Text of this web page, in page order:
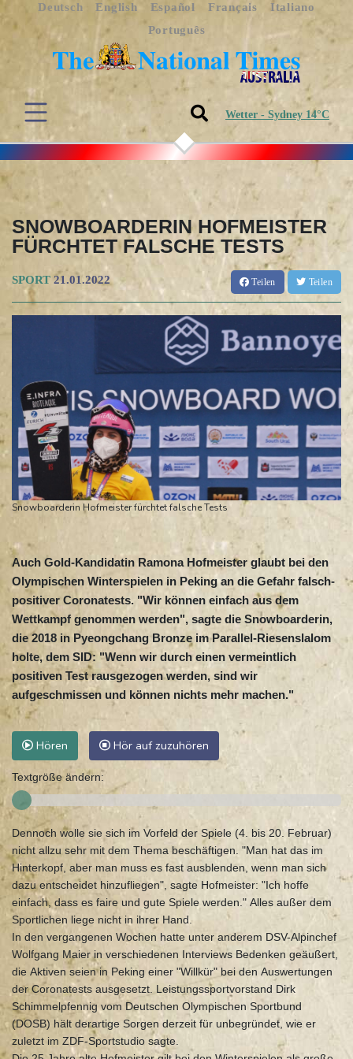
Deutsch English Español Français
Italiano
Português
Wetter - Sydney 14°C
SNOWBOARDERIN HOFMEISTER
FÜRCHTET FALSCHE TESTS
SPORT 21.01.2022 Teilen Teilen
Snowboarderin Hofmeister fürchtet falsche Tests
Auch Gold-Kandidatin Ramona Hofmeister glaubt bei den
Olympischen Winterspielen in Peking an die Gefahr falsch-
positiver Coronatests. "Wir können einfach aus dem
Wettkampf genommen werden", sagte die Snowboarderin,
die 2018 in Pyeongchang Bronze im Parallel-Riesenslalom
holte, dem SID: "Wenn wir durch einen vermeintlich
positiven Test rausgezogen werden, sind wir
aufgeschmissen und können nichts mehr machen."
Hören Hör auf zuzuhören
Textgröße ändern:
Dennoch wolle sie sich im Vorfeld der Spiele (4. bis 20. Februar)
nicht allzu sehr mit dem Thema beschäftigen. "Man hat das im
Hinterkopf, aber man muss es fast ausblenden, wenn man sich
dazu entscheidet hinzufliegen", sagte Hofmeister: "Ich hoffe
einfach, dass es faire und gute Spiele werden." Alles außer dem
Sportlichen liege nicht in ihrer Hand.
In den vergangenen Wochen hatte unter anderem DSV-Alpinchef
Wolfgang Maier in verschiedenen Interviews Bedenken geäußert,
die Aktiven seien in Peking einer "Willkür" bei den Auswertungen
der Coronatests ausgesetzt. Leistungssportvorstand Dirk
Schimmelpfennig vom Deutschen Olympischen Sportbund
(DOSB) hält derartige Sorgen derzeit für unbegründet, wie er
zuletzt im ZDF-Sportstudio sagte.